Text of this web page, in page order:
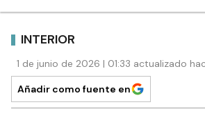
INTERIOR
1 de junio de 2026 | 01:33 actualizado
Añadir como fuente en